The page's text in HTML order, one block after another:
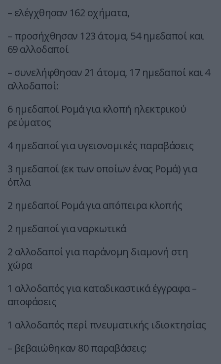
– ελέγχθησαν 162 οχήματα,
– προσήχθησαν 123 άτομα, 54 ημεδαποί και
69 αλλοδαποί
– συνελήφθησαν 21 άτομα, 17 ημεδαποί και 4
αλλοδαποί:
6 ημεδαποί Ρομά για κλοπή ηλεκτρικού
ρεύματος
4 ημεδαποί για υγειονομικές παραβάσεις
3 ημεδαποί (εκ των οποίων ένας Ρομά) για
όπλα
2 ημεδαποί Ρομά για απόπειρα κλοπής
2 ημεδαποί για ναρκωτικά
2 αλλοδαποί για παράνομη διαμονή στη
χώρα
1 αλλοδαπός για καταδικαστικά έγγραφα –
αποφάσεις
1 αλλοδαπός περί πνευματικής ιδιοκτησίας
– βεβαιώθηκαν 80 παραβάσεις: